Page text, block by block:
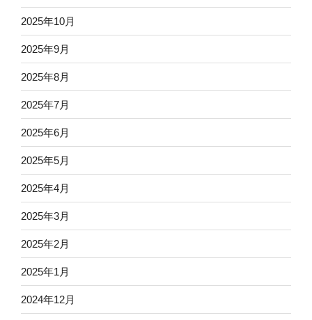
2025年10月
2025年9月
2025年8月
2025年7月
2025年6月
2025年5月
2025年4月
2025年3月
2025年2月
2025年1月
2024年12月